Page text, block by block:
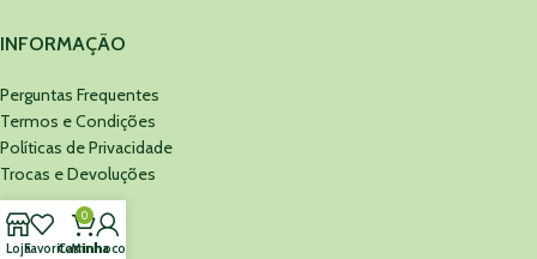
INFORMAÇÃO
Perguntas Frequentes
Termos e Condições
Políticas de Privacidade
Trocas e Devoluções
MINEFARMA
LojaFavoritos
0
Carrinho
Minha conta